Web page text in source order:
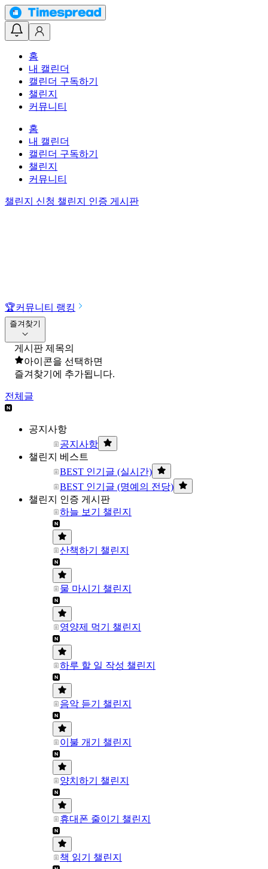
홈
내 캘린더
캘린더 구독하기
챌린지
커뮤니티
홈
내 캘린더
캘린더 구독하기
챌린지
커뮤니티
챌린지 신청 챌린지 인증 게시판
🏆커뮤니티 랭킹
즐겨찾기
게시판 제목의
아이콘을 선택하면
즐겨찾기에 추가됩니다.
전체글
공지사항
공지사항
챌린지 베스트
BEST 인기글 (실시간)
BEST 인기글 (명예의 전당)
챌린지 인증 게시판
하늘 보기 챌린지
산책하기 챌린지
물 마시기 챌린지
영양제 먹기 챌린지
하루 할 일 작성 챌린지
음악 듣기 챌린지
이불 개기 챌린지
양치하기 챌린지
휴대폰 줄이기 챌린지
책 읽기 챌린지